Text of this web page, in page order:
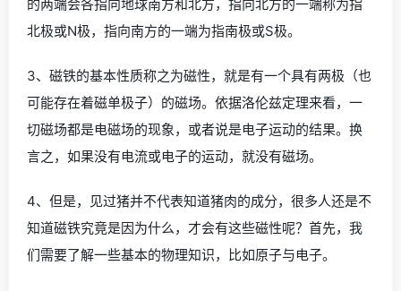
的两端会各指向地球南方和北方，指向北方的一端称为指
北极或N极，指向南方的一端为指南极或S极。
3、磁铁的基本性质称之为磁性，就是有一个具有两极（也
可能存在着磁单极子）的磁场。依据洛伦兹定理来看，一
切磁场都是电磁场的现象，或者说是电子运动的结果。换
言之，如果没有电流或电子的运动，就没有磁场。
4、但是，见过猪并不代表知道猪肉的成分，很多人还是不
知道磁铁究竟是因为什么，才会有这些磁性呢？首先，我
们需要了解一些基本的物理知识，比如原子与电子。